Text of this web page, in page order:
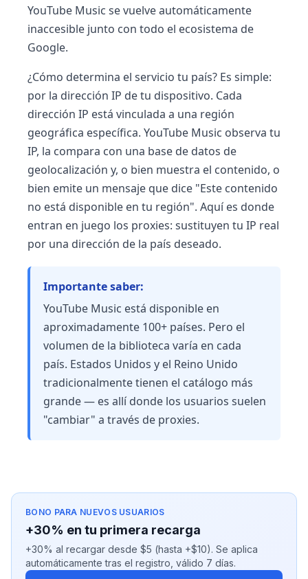
YouTube Music se vuelve automáticamente
inaccesible junto con todo el ecosistema de
Google.
¿Cómo determina el servicio tu país? Es simple:
por la dirección IP de tu dispositivo. Cada
dirección IP está vinculada a una región
geográfica específica. YouTube Music observa tu
IP, la compara con una base de datos de
geolocalización y, o bien muestra el contenido, o
bien emite un mensaje que dice "Este contenido
no está disponible en tu región". Aquí es donde
entran en juego los proxies: sustituyen tu IP real
por una dirección de la país deseado.
Importante saber:
YouTube Music está disponible en
aproximadamente 100+ países. Pero el
volumen de la biblioteca varía en cada
país. Estados Unidos y el Reino Unido
tradicionalmente tienen el catálogo más
grande — es allí donde los usuarios suelen
"cambiar" a través de proxies.
BONO PARA NUEVOS USUARIOS
+30% en tu primera recarga
+30% al recargar desde $5 (hasta +$10). Se aplica
automáticamente tras el registro, válido 7 días.